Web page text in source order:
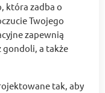
która zadba o
Twojego
zapewnią
a także
tak, aby